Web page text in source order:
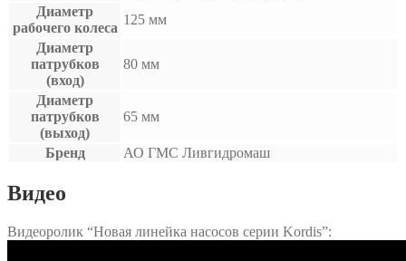
Диаметр
рабочего колеса
125 мм
Диаметр
патрубков
(вход)
80 мм
Диаметр
патрубков
(выход)
65 мм
Бренд АО ГМС Ливгидромаш
Видео
Видеоролик “Новая линейка насосов серии Kordis”: